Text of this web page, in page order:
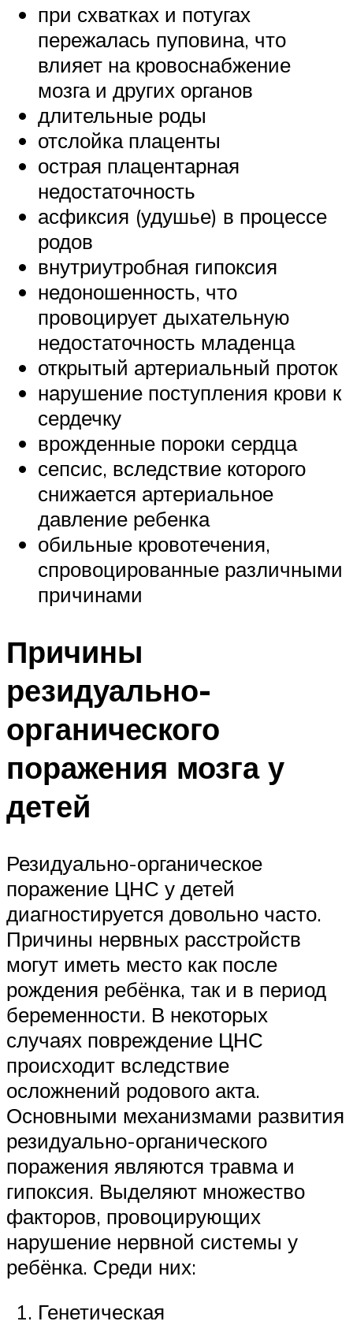
при схватках и потугах
пережалась пуповина, что
влияет на кровоснабжение
мозга и других органов
длительные роды
отслойка плаценты
острая плацентарная
недостаточность
асфиксия (удушье) в процессе
родов
внутриутробная гипоксия
недоношенность, что
провоцирует дыхательную
недостаточность младенца
открытый артериальный проток
нарушение поступления крови к
сердечку
врожденные пороки сердца
сепсис, вследствие которого
снижается артериальное
давление ребенка
обильные кровотечения,
спровоцированные различными
причинами
Причины
резидуально-
органического
поражения мозга у
детей
Резидуально-органическое
поражение ЦНС у детей
диагностируется довольно часто.
Причины нервных расстройств
могут иметь место как после
рождения ребёнка, так и в период
беременности. В некоторых
случаях повреждение ЦНС
происходит вследствие
осложнений родового акта.
Основными механизмами развития
резидуально-органического
поражения являются травма и
гипоксия. Выделяют множество
факторов, провоцирующих
нарушение нервной системы у
ребёнка. Среди них:
Генетическая